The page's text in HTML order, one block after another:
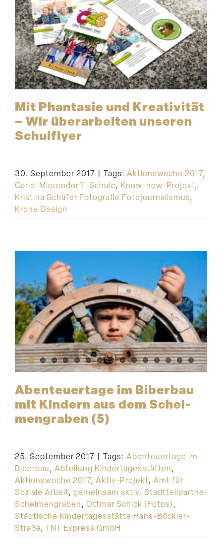
Mit Phantasie und Kreati­vität
– Wir überar­beiten unseren
Schulflyer
30. September 2017 | Tags: Aktionswoche 2017,
Carlo-Mierendorff-Schule, Know-how-Projekt,
Kristina Schäfer Fotografie Fotojournalismus,
Krone Design
Abenteu­ertage im Biberbau
mit Kindern aus dem Schel­
men­graben (5)
25. September 2017 | Tags: Abenteuertage im
Biberbau, Abteilung Kindertagesstätten,
Aktionswoche 2017, Aktiv-Projekt, Amt für
Soziale Arbeit, gemeinsam aktiv. Stadtteilpartner
Schelmengraben, Ottmar Schick (Fotos),
Städtische Kindertagesstätte Hans-Böckler-
Straße, TNT Express GmbH